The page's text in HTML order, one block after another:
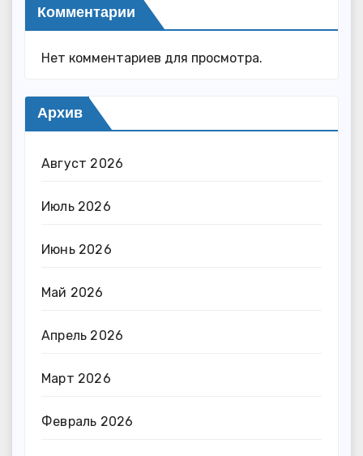
Комментарии
Нет комментариев для просмотра.
Архив
Август 2026
Июль 2026
Июнь 2026
Май 2026
Апрель 2026
Март 2026
Февраль 2026